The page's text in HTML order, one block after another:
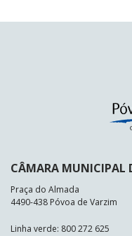
CÂMARA MUNICIPAL
Praça do Almada
4490-438 Póvoa de Varzim
Linha verde: 800 272 625